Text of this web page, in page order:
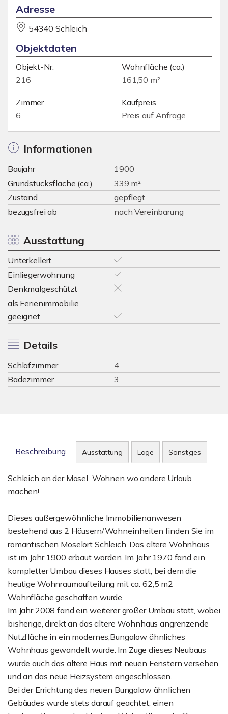
Adresse
54340 Schleich
Objektdaten
Objekt-Nr.
216
Wohnfläche (ca.)
161,50 m²
Zimmer
6
Kaufpreis
Preis auf Anfrage
Informationen
Baujahr
1900
Grundstücksfläche (ca.)
339 m²
Zustand
gepflegt
bezugsfrei ab
nach Vereinbarung
Ausstattung
Unterkellert
Einliegerwohnung
Denkmalgeschützt
als Ferienimmobilie
geeignet
Details
Schlafzimmer
4
Badezimmer
3
Beschreibung Ausstattung Lage Sonstiges
Schleich an der Mosel ­ Wohnen wo andere Urlaub
machen!
Dieses außergewöhnliche Immobilienanwesen
bestehend aus 2 Häusern/Wohneinheiten finden Sie im
romantischen Moselort Schleich. Das ältere Wohnhaus
ist im Jahr 1900 erbaut worden. Im Jahr 1970 fand ein
kompletter Umbau dieses Hauses statt, bei dem die
heutige Wohnraumaufteilung mit ca. 62,5 m2
Wohnfläche geschaffen wurde.
Im Jahr 2008 fand ein weiterer großer Umbau statt, wobei
bisherige, direkt an das ältere Wohnhaus angrenzende
Nutzfläche in ein modernes,Bungalow ähnliches
Wohnhaus gewandelt wurde. Im Zuge dieses Neubaus
wurde auch das ältere Haus mit neuen Fenstern versehen
und an das neue Heizsystem angeschlossen.
Bei der Errichtung des neuen Bungalow ähnlichen
Gebäudes wurde stets darauf geachtet, einen